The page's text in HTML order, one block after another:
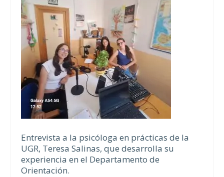
Entrevista a la psicóloga en prácticas de la
UGR, Teresa Salinas, que desarrolla su
experiencia en el Departamento de
Orientación.